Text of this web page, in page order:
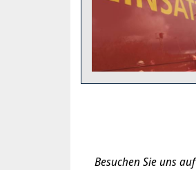
Besuchen Sie uns auf